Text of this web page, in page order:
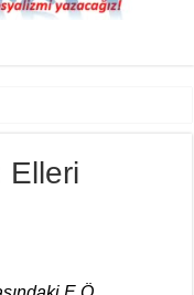
Elleri